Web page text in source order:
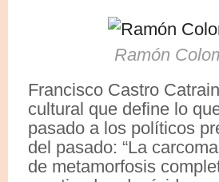
Ramón
Francisco Castro
cultural que define lo
pasado a los políticos
del pasado: “La
de metamorfosis